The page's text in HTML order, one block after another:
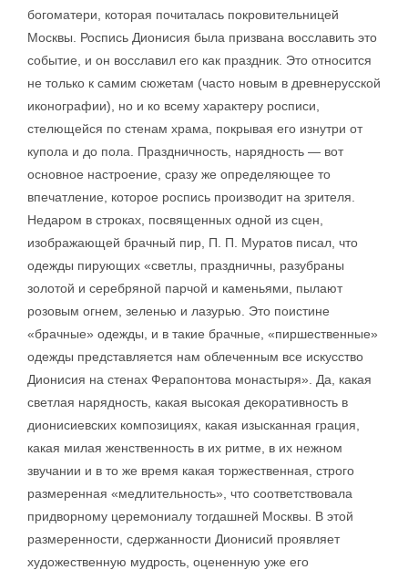
богоматери, которая почиталась покровительницей
Москвы. Роспись Дионисия была призвана восславить это
событие, и он восславил его как праздник. Это относится
не только к самим сюжетам (часто новым в древнерусской
иконографии), но и ко всему характеру росписи,
стелющейся по стенам храма, покрывая его изнутри от
купола и до пола. Праздничность, нарядность — вот
основное настроение, сразу же определяющее то
впечатление, которое роспись производит на зрителя.
Недаром в строках, посвященных одной из сцен,
изображающей брачный пир, П. П. Муратов писал, что
одежды пирующих «светлы, праздничны, разубраны
золотой и серебряной парчой и каменьями, пылают
розовым огнем, зеленью и лазурью. Это поистине
«брачные» одежды, и в такие брачные, «пиршественные»
одежды представляется нам облеченным все искусство
Дионисия на стенах Ферапонтова монастыря». Да, какая
светлая нарядность, какая высокая декоративность в
дионисиевских композициях, какая изысканная грация,
какая милая женственность в их ритме, в их нежном
звучании и в то же время какая торжественная, строго
размеренная «медлительность», что соответствовала
придворному церемониалу тогдашней Москвы. В этой
размеренности, сдержанности Дионисий проявляет
художественную мудрость, оцененную уже его